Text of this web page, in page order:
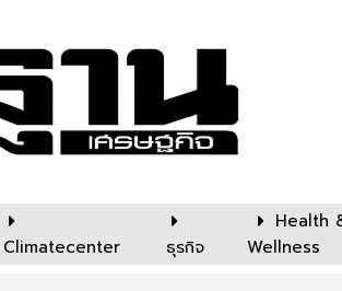
Climatecenter ธุรกิจ
Health
Wellness